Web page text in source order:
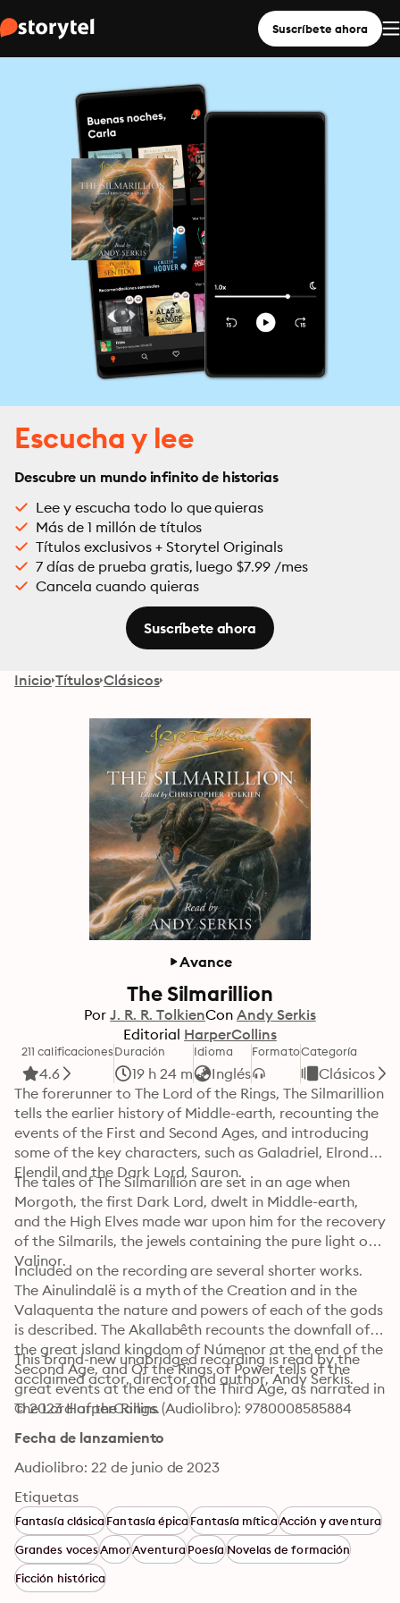
Suscríbete ahora
Escucha y lee
Descubre un mundo infinito de historias
Lee y escucha todo lo que quieras
Más de 1 millón de títulos
Títulos exclusivos + Storytel Originals
7 días de prueba gratis, luego $7.99 /mes
Cancela cuando quieras
Suscríbete ahora
Inicio Títulos Clásicos
Avance
The Silmarillion
Por J. R. R. TolkienCon Andy Serkis
Editorial HarperCollins
211 calificaciones
4.6
Duración
19 h 24 m
Idioma
Inglés
FormatoCategoría
Clásicos
The forerunner to The Lord of the Rings, The Silmarillion
tells the earlier history of Middle-earth, recounting the
events of the First and Second Ages, and introducing
some of the key characters, such as Galadriel, Elrond,
Elendil and the Dark Lord, Sauron.
The tales of The Silmarillion are set in an age when
Morgoth, the first Dark Lord, dwelt in Middle-earth,
and the High Elves made war upon him for the recovery
of the Silmarils, the jewels containing the pure light of
Valinor.
Included on the recording are several shorter works.
The Ainulindalë is a myth of the Creation and in the
Valaquenta the nature and powers of each of the gods
is described. The Akallabêth recounts the downfall of
the great island kingdom of Númenor at the end of the
Second Age, and Of the Rings of Power tells of the
great events at the end of the Third Age, as narrated in
The Lord of the Rings.
This brand-new unabridged recording is read by the
acclaimed actor, director and author, Andy Serkis.
© 2023 HarperCollins (Audiolibro): 9780008585884
Fecha de lanzamiento
Audiolibro: 22 de junio de 2023
Etiquetas
Fantasía clásicaFantasía épicaFantasía míticaAcción y aventura
Grandes vocesAmorAventuraPoesíaNovelas de formación
Ficción histórica